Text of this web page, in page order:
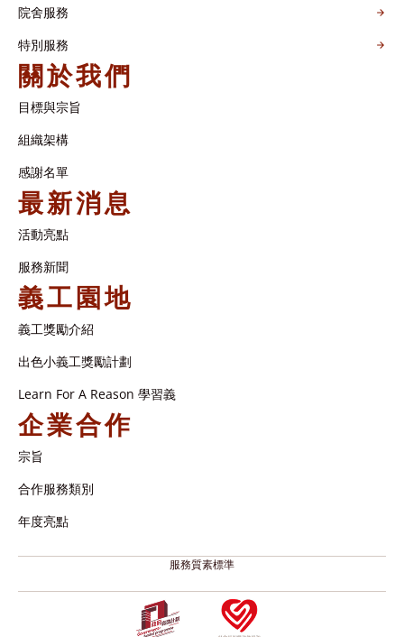
院舍服務
特別服務
關於我們
目標與宗旨
組織架構​
感謝名單​
最新消息
活動亮點
服務新聞
義工園地
義工獎勵介紹
出色小義工獎勵計劃
Learn For A Reason 學習義
企業合作
宗旨
合作服務類別
年度亮點
服務質素標準